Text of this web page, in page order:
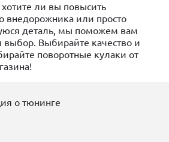
ли вы повысить
внедорожника или просто
деталь, мы поможем вам
выбор. Выбирайте качество и
поворотные кулаки от
о тюнинге